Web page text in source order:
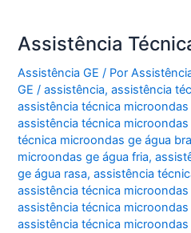
Assistência
Assistência GE / Por
GE/assistência,assistência
assistência técnica
assistência técnica microondas
técnica microondas ge água
microondas ge água fria,
ge água rasa,assistência
assistência técnica
assistência técnica
assistência técnica microondas